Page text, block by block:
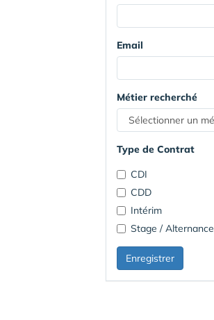
Email
Métier recherché
Type de Contrat
CDI
CDD
Intérim
Stage / Alternance